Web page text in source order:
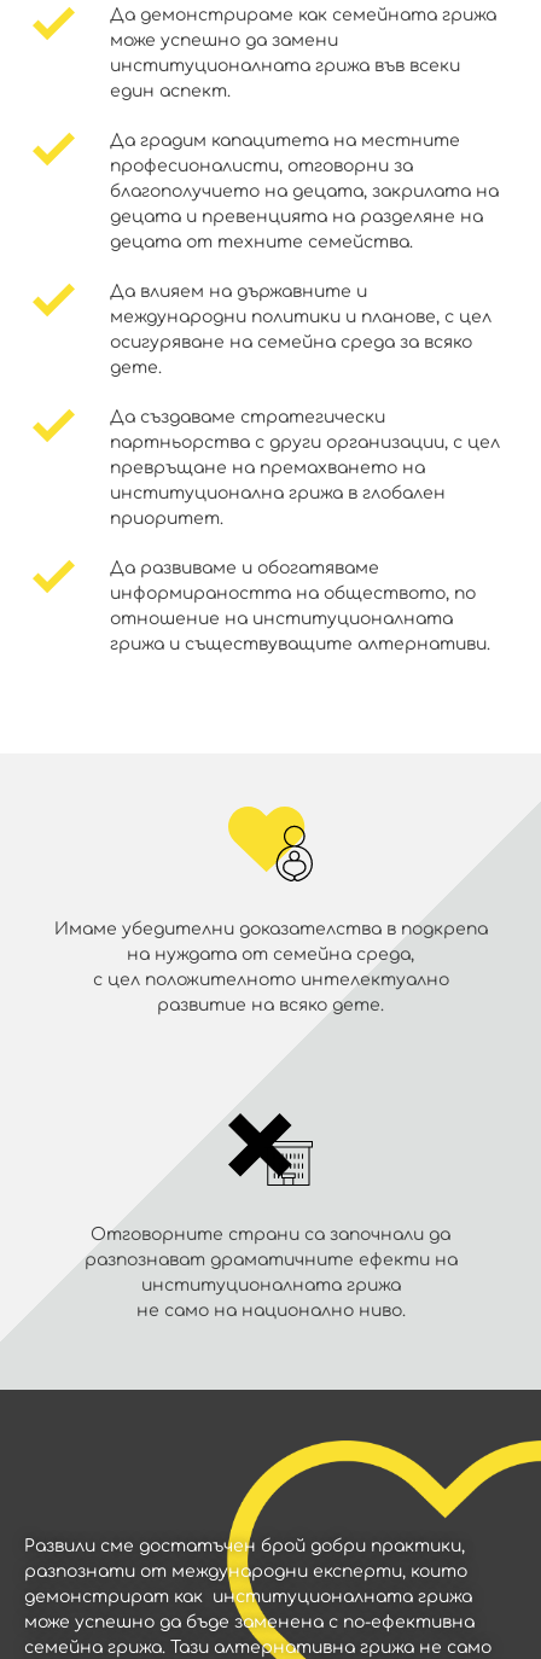
Да демонстрираме как семейната грижа
може успешно да замени
институционалната грижа във всеки
един аспект.
Да градим капацитета на местните
професионалисти, отговорни за
благополучието на децата, закрилата на
децата и превенцията на разделяне на
децата от техните семейства.
Да влияем на държавните и
международни политики и планове, с цел
осигуряване на семейна среда за всяко
дете.
Да създаваме стратегически
партньорства с други организации, с цел
превръщане на премахването на
институционална грижа в глобален
приоритет.
Да развиваме и обогатяваме
информираността на обществото, по
отношение на институционалната
грижа и съществуващите алтернативи.
Имаме убедителни доказателства в подкрепа
на нуждата от семейна среда,
с цел положителното интелектуално
развитие на всяко дете.
Отговорните страни са започнали да
разпознават драматичните ефекти на
институционалната грижа
не само на национално ниво.
Развили сме достатъчен брой добри практики,
разпознати от международни експерти, които
демонстрират как институционалната грижа
може успешно да бъде заменена с по-ефективна
семейна грижа. Тази алтернативна грижа не само